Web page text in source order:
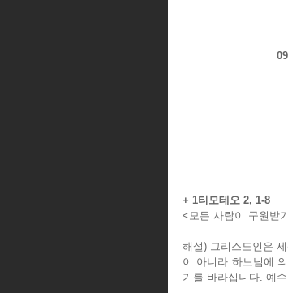
+ 1티모테오 2, 1-8
<모든 사람이 구원받
해설) 그리스도인은
이 아니라 하느님에
기를 바라십니다. 예